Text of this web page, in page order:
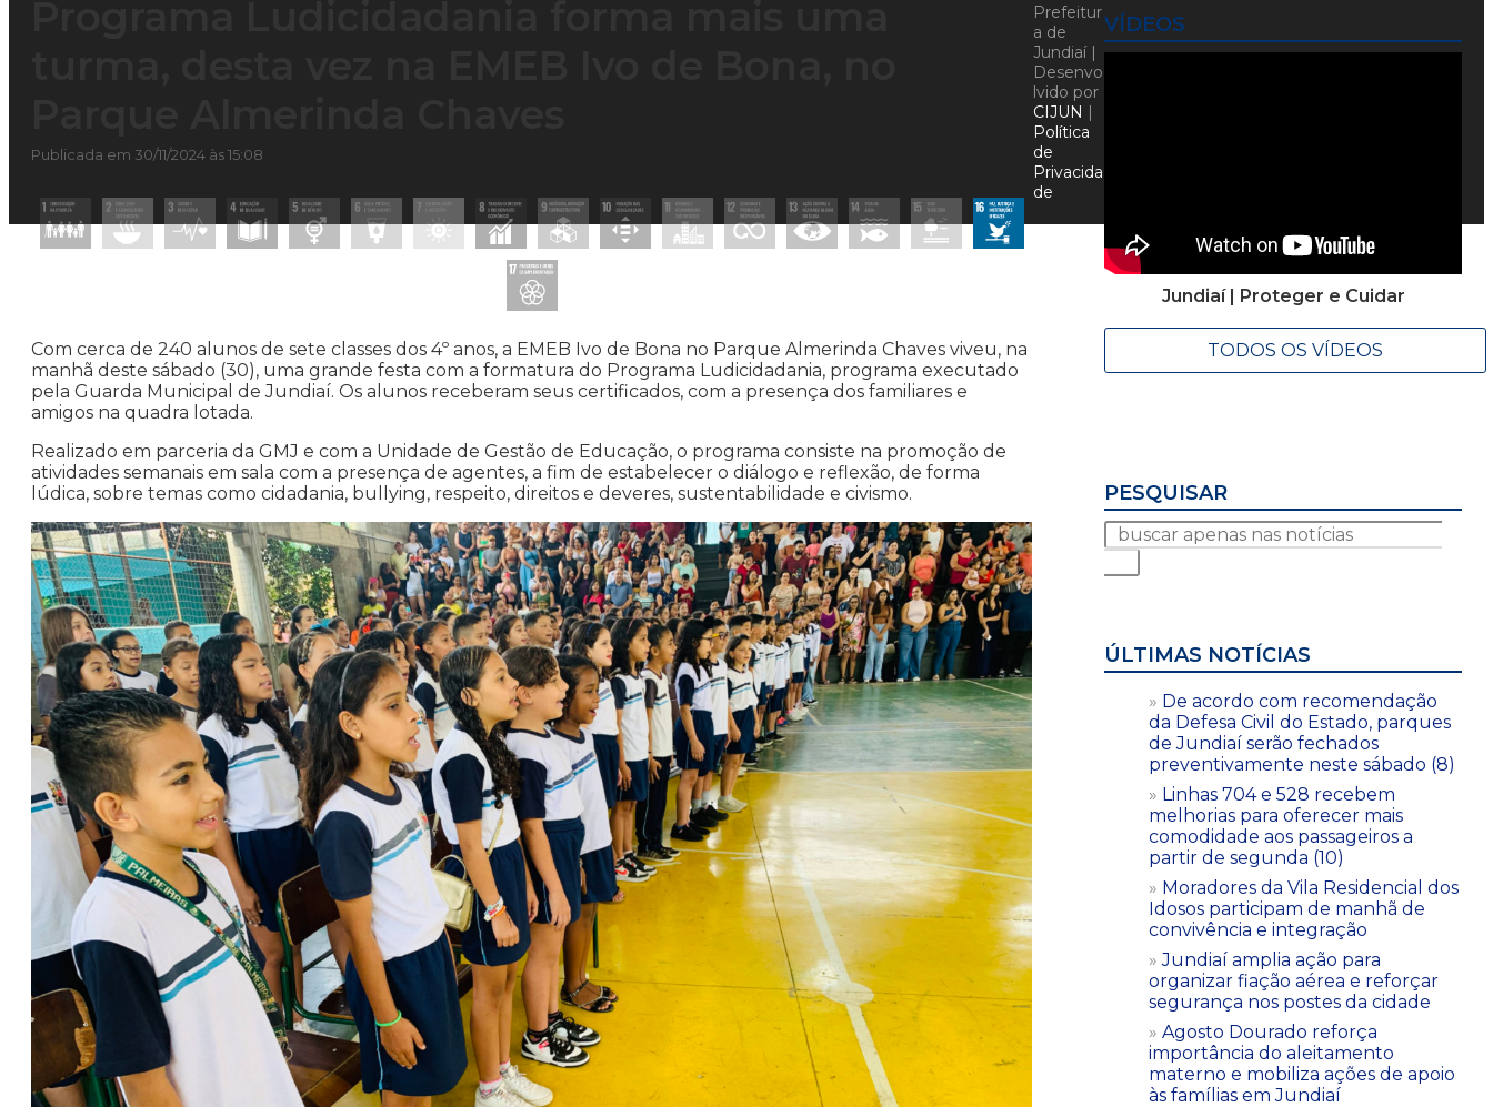
Publicada em 30/11/2024 às 15:08
Com cerca de 240 alunos de sete classes dos 4º anos, a EMEB Ivo de Bona no Parque Almerinda Chaves viveu, na
manhã deste sábado (30), uma grande festa com a formatura do Programa Ludicidadania, programa executado
pela Guarda Municipal de Jundiaí. Os alunos receberam seus certificados, com a presença dos familiares e
amigos na quadra lotada.
Realizado em parceria da GMJ e com a Unidade de Gestão de Educação, o programa consiste na promoção de
atividades semanais em sala com a presença de agentes, a fim de estabelecer o diálogo e reflexão, de forma
lúdica, sobre temas como cidadania, bullying, respeito, direitos e deveres, sustentabilidade e civismo.
VÍDEOS
Jundiaí | Proteger e Cuidar
TODOS OS VÍDEOS
PESQUISAR
ÚLTIMAS NOTÍCIAS
De acordo com recomendação
da Defesa Civil do Estado, parques
de Jundiaí serão fechados
preventivamente neste sábado (8)
Linhas 704 e 528 recebem
melhorias para oferecer mais
comodidade aos passageiros a
partir de segunda (10)
Moradores da Vila Residencial dos
Idosos participam de manhã de
convivência e integração
Jundiaí amplia ação para
organizar fiação aérea e reforçar
segurança nos postes da cidade
Agosto Dourado reforça
importância do aleitamento
materno e mobiliza ações de apoio
às famílias em Jundiaí
Prefeitur
a de
Jundiaí |
Desenvo
lvido por
CIJUN |
Política
de
Privacida
de